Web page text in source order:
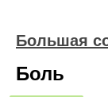
Большая
Боль